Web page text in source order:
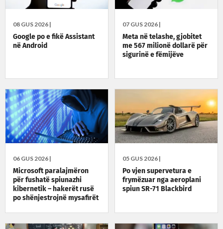
08 GUS 2026 |
Google po e fikë Assistant
në Android
07 GUS 2026 |
Meta në telashe, gjobitet
me 567 milionë dollarë për
sigurinë e fëmijëve
06 GUS 2026 |
Microsoft paralajmëron
për fushatë spiunazhi
kibernetik – hakerët rusë
po shënjestrojnë mysafirët
05 GUS 2026 |
Po vjen supervetura e
frymëzuar nga aeroplani
spiun SR-71 Blackbird